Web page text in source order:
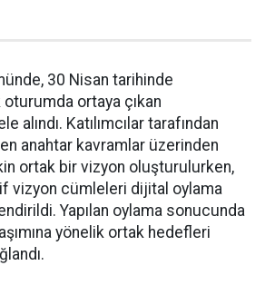
30 Nisan tarihinde
ortaya çıkan
alındı. Katılımcılar tarafından
anahtar kavramlar üzerinden
ortak bir vizyon oluşturulurken,
vizyon cümleleri dijital oylama
Yapılan oylama sonucunda
yönelik ortak hedefleri